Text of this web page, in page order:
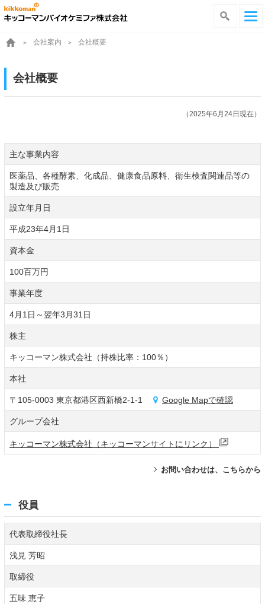
会社案内 会社概要
会社概要
（2025年6月24日現在）
主な事業内容
医薬品、各種酵素、化成品、健康食品原料、衛生検査関連品等の
製造及び販売
設立年月日
平成23年4月1日
資本金
100百万円
事業年度
4月1日～翌年3月31日
株主
キッコーマン株式会社（持株比率：100％）
本社
〒105-0003 東京都港区西新橋2-1-1 Google Mapで確認
グループ会社
キッコーマン株式会社（キッコーマンサイトにリンク）
お問い合わせは、こちらから
役員
代表取締役社長
浅見 芳昭
取締役
五味 恵子